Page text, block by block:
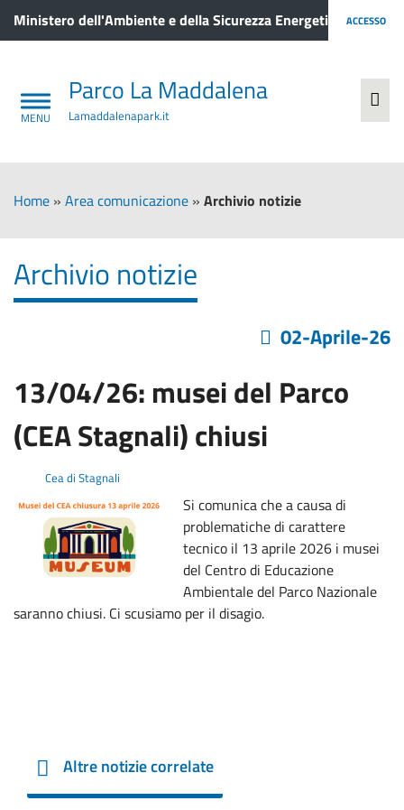
Ministero dell'Ambiente e della Sicurezza Energetica ACCESSO
Parco La Maddalena
Lamaddalenapark.it
Home » Area comunicazione » Archivio notizie
Archivio notizie
02-Aprile-26
13/04/26: musei del Parco
(CEA Stagnali) chiusi
Cea di Stagnali
Si comunica che a causa di
problematiche di carattere
tecnico il 13 aprile 2026 i musei
del Centro di Educazione
Ambientale del Parco Nazionale
saranno chiusi. Ci scusiamo per il disagio.
Altre notizie correlate